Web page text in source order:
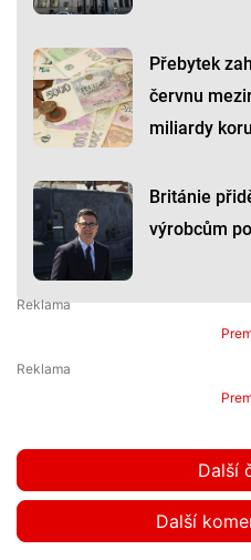
Přebytek
červnu
miliardy
Británie
výrobcům
Další
Další